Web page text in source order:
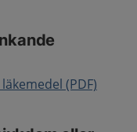
(PDF)